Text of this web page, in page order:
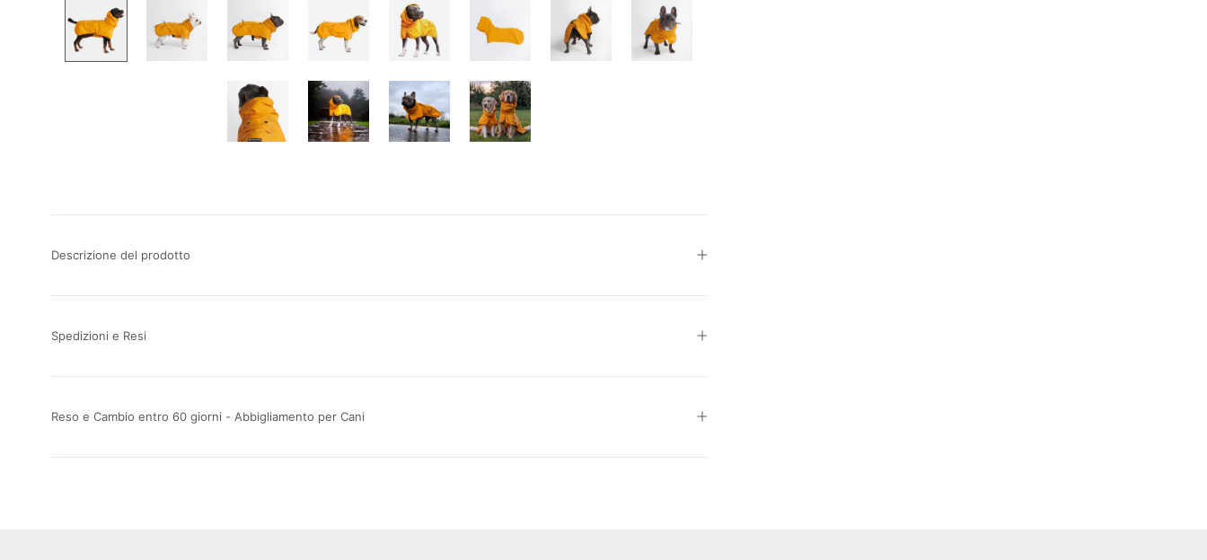
Descrizione del prodotto
Spedizioni e Resi
Reso e Cambio entro 60 giorni - Abbigliamento per Cani